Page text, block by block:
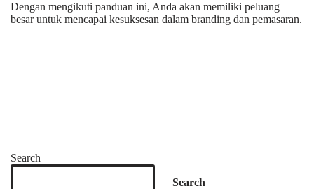
Dengan mengikuti panduan ini, Anda akan memiliki peluang
besar untuk mencapai kesuksesan dalam branding dan pemasaran.
Search
Search